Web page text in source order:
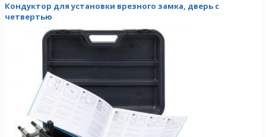
Кондуктор для установки врезного замка, дверь с
четвертью